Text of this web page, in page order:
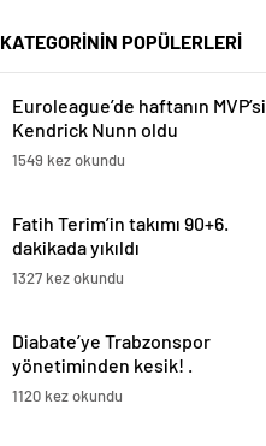
KATEGORİNİN POPÜLERLERİ
Euroleague’de haftanın MVP’si
Kendrick Nunn oldu
1549 kez okundu
Fatih Terim’in takımı 90+6.
dakikada yıkıldı
1327 kez okundu
Diabate’ye Trabzonspor
yönetiminden kesik! .
1120 kez okundu